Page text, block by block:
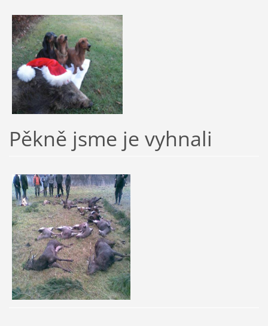
Pěkně jsme je vyhnali